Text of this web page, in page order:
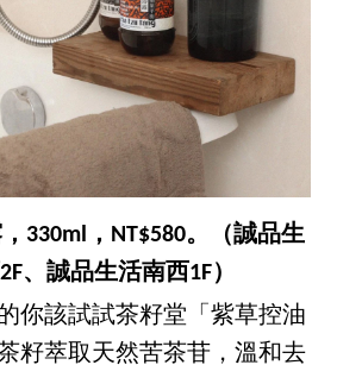
330ml，NT$580。（誠品生
、誠品生活南西1F）
你該試試茶籽堂「紫草控油
籽萃取天然苦茶苷，溫和去